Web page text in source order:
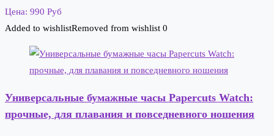
Цена: 990 Руб
Added to wishlistRemoved from wishlist 0
Универсальные бумажные часы Papercuts Watch:
прочные, для плавания и повседневного ношения